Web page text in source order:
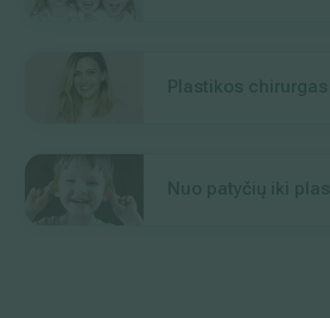
Plastikos
Nuo patyčių iki